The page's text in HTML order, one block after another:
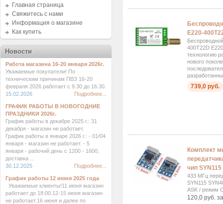
E220-
400T22D
технологию
нового
739,0 руб.
Комплект
чип
433 МГц
SYN115
ASK / режим
120,0 руб.
Главная страница
Свяжитесь с нами
Информация о магазине
Как купить
Новости
Работа магазина 16-20 января 2026г.
Уважаемые покупатели! По
техническим причинам ПВЗ 16-20
февраля 2026 работает с 9.30 до 16.30.
15.02.2026
Подробнее...
ГРАФИК РАБОТЫ В НОВОГОДНИЕ
ПРАЗДНИКИ 2026г.
График работы в декабре 2025 г.: 31
декабря - магазин не работает.
График работы в январе 2026 г.: - 01/04
января - магазин не работает. - 5
января - рабочий день с 1200 - 1600,
доставка ...
30.12.2025
Подробнее...
График работы 12 июня 2025 года
Уважаемые клиенты!11 июня магазин
работает до 18:00.12-15 июня магазин
не работает.16 июня и далее по